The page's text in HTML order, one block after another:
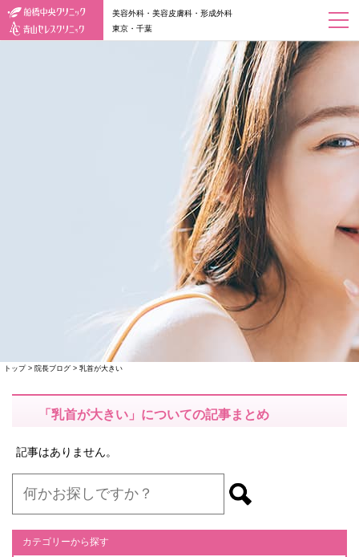
美容外科・美容皮膚科・形成外科
東京・千葉
トップ > 院長ブログ > 乳首が大きい
「乳首が大きい」についての記事まとめ
記事はありません。
カテゴリーから探す